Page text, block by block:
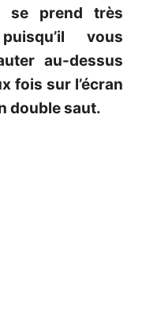
se prend très
vous
au-dessus
fois sur l’écran
double saut.